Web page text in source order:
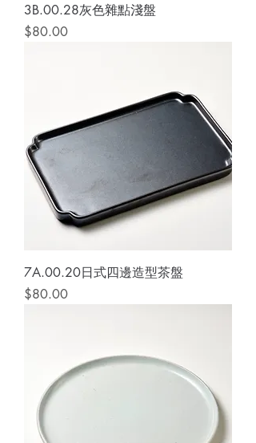
3B.00.28灰色雜點淺盤
價格
$80.00
7A.00.20日式四邊造型茶盤
價格
$80.00